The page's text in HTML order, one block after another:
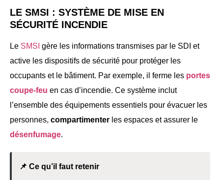
LE SMSI : SYSTÈME DE MISE EN
SÉCURITÉ INCENDIE
Le SMSI gère les informations transmises par le SDI et
active les dispositifs de sécurité pour protéger les
occupants et le bâtiment. Par exemple, il ferme les portes
coupe-feu en cas d’incendie. Ce système inclut
l’ensemble des équipements essentiels pour évacuer les
personnes, compartimenter les espaces et assurer le
désenfumage.
📌 Ce qu’il faut retenir